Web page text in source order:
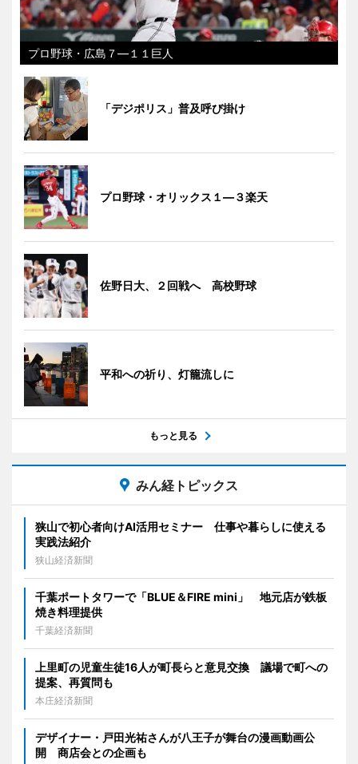
プロ野球・広島７―１１巨人
「デジポリス」普及呼び掛け
プロ野球・オリックス１―３楽天
佐野日大、２回戦へ 高校野球
平和への祈り、灯籠流しに
もっと見る
みん経トピックス
狭山で初心者向けAI活用セミナー 仕事や暮らしに使える
実践法紹介
狭山経済新聞
千葉ポートタワーで「BLUE＆FIRE mini」 地元店が鉄板
焼き料理提供
千葉経済新聞
上里町の児童生徒16人が町長らと意見交換 議場で町への
提案、再質問も
本庄経済新聞
デザイナー・戸田光祐さんが八王子が舞台の漫画動画公
開 商店会との企画も